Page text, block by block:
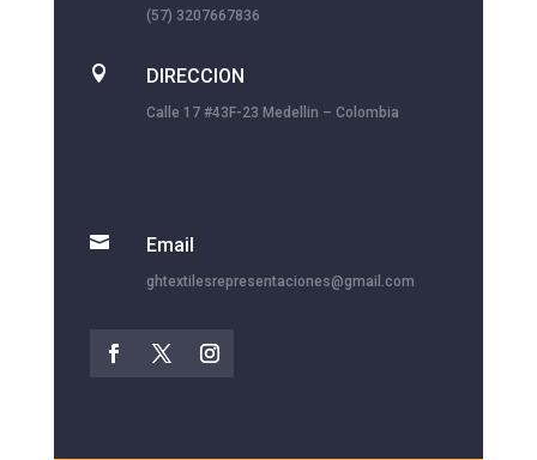
(57) 3207667836
 DIRECCION
Calle 17 #43F-23 Medellin – Colombia
 Email
ghtextilesrepresentaciones@gmail.com